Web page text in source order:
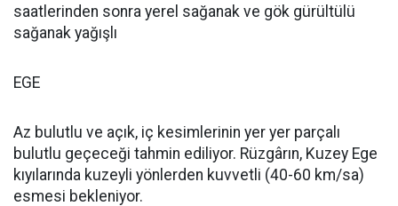
saatlerinden sonra yerel sağanak ve gök gürültülü
sağanak yağışlı
EGE
Az bulutlu ve açık, iç kesimlerinin yer yer parçalı
bulutlu geçeceği tahmin ediliyor. Rüzgârın, Kuzey Ege
kıyılarında kuzeyli yönlerden kuvvetli (40-60 km/sa)
esmesi bekleniyor.